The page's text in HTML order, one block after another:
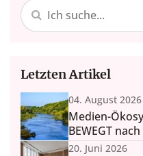
Letzten Artikel
04. August 2026
Medien-
BEWEGT
20. Juni 2026